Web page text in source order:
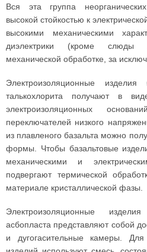
Вся эта группа
высокой стойкостью к
высокими механическими
диэлектрики (кроме слюды
механической обработке, за
Электроизоляционные
талькохлорита получают в
электроизоляционных
переключателей низкого
из плавленого базальта можно
формы. Чтобы базальтовые
механическими и
подвергают термической
материале кристаллической фазы.
Электроизоляционные
асбопласта представляют собой
и дугогасительные камеры. Для